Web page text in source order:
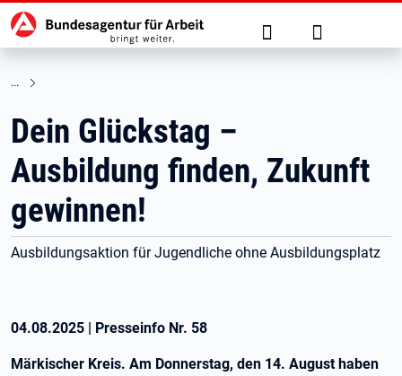
zu den Hauptinhalten springen
Hauptnavigation Suche Anmelden
Dein Glückstag –
Ausbildung finden, Zukunft
gewinnen!
Ausbildungsaktion für Jugendliche ohne Ausbildungsplatz
04.08.2025 | Presseinfo Nr. 58
Märkischer Kreis. Am Donnerstag, den 14. August haben